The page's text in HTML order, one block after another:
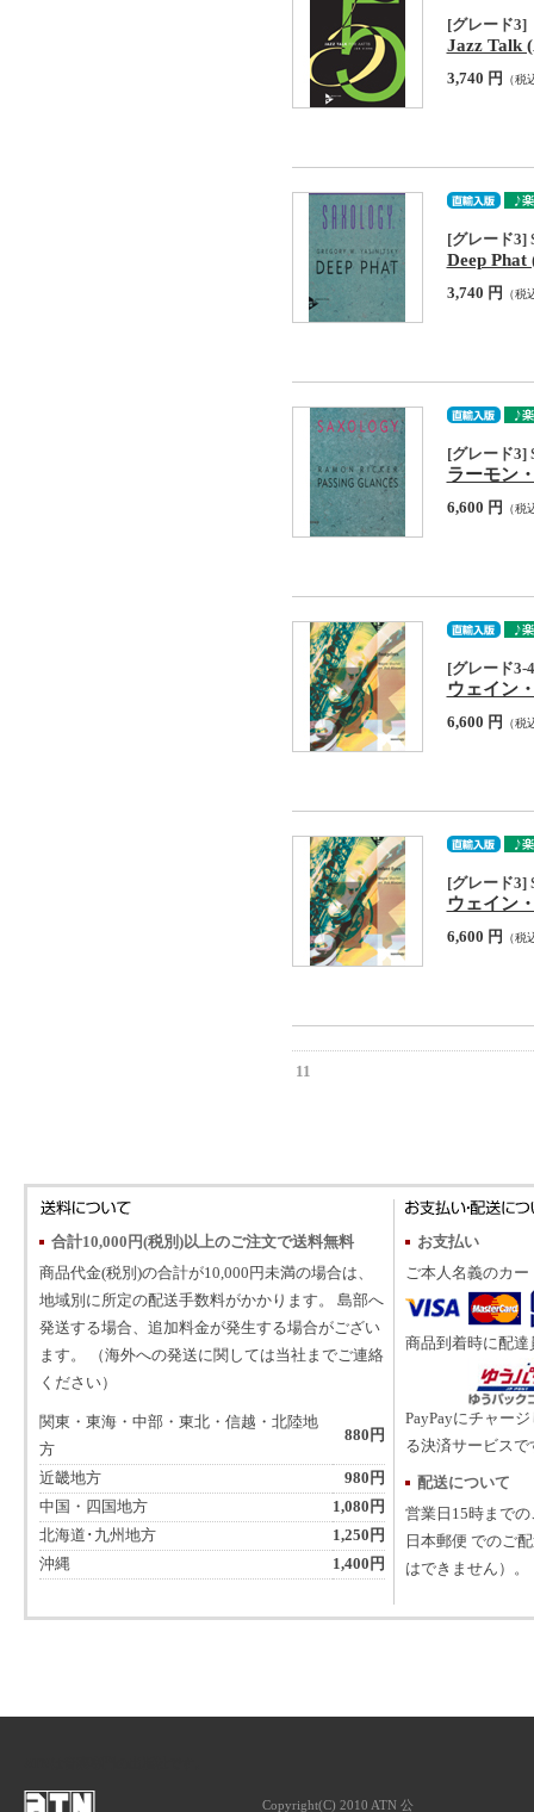
[グレード3]
Jazz Talk
3,740 円 （税
[グレード3]
Deep Phat
3,740 円 （税
[グレード3]
ラーモン
6,600 円 （税
[グレード3-
ウェイン
6,600 円 （税
[グレード3]
ウェイン
6,600 円 （税
11
合計10,000円(税別)以上のご注文で送料無料
商品代金(税別)の合計が10,000円未満の場合は、
地域別に所定の配送手数料がかかります。 島部へ
発送する場合、追加料金が発生する場合がござい
ます。 （海外への発送に関しては当社までご連絡
ください）
関東・東海・中部・東北・信越・北陸地
方
880円
近畿地方
980円
中国・四国地方
1,080円
北海道･九州地方
1,250円
沖縄
1,400円
お支払い
ご本人名義のカ
商品到着時に配
PayPayにチャー
る決済サービスで
配送について
営業日15時まで
日本郵便 でのご
はできません）。
Copyright(C) 2010 ATN 公